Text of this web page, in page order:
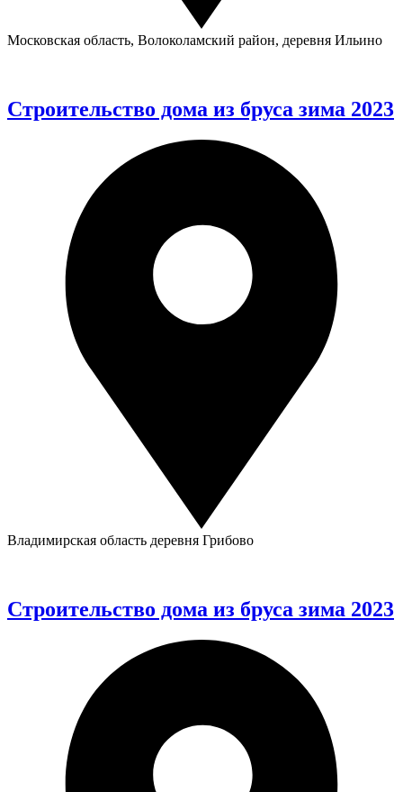
Московская область, Волоколамский район, деревня Ильино
Строительство дома из бруса зима 2023
Владимирская область деревня Грибово
Строительство дома из бруса зима 2023